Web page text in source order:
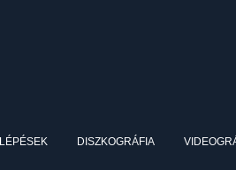
DISZKOGRÁFIA